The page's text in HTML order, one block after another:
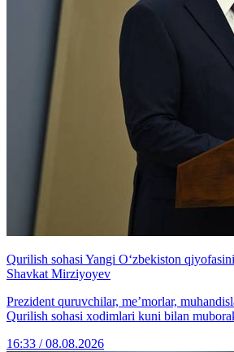
Qurilish sohasi Yangi O‘zbekiston
Shavkat Mirziyoyev
Prezident quruvchilar, me’morlar,
Qurilish sohasi xodimlari kuni bilan
16:33 / 08.08.2026